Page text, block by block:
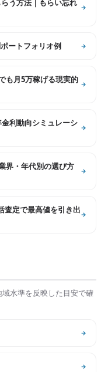
う方法｜もらい忘れ
ートフォリオ例
も月5万稼げる現実的
利動向シミュレーシ
界・年代別の選び方
査定で最高値を引き出
水準を反映した目安で確